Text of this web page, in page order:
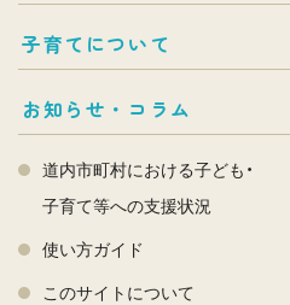
子育てについて
お知らせ・コラム
道内市町村における子ども・
子育て等への支援状況
使い方ガイド
このサイトについて